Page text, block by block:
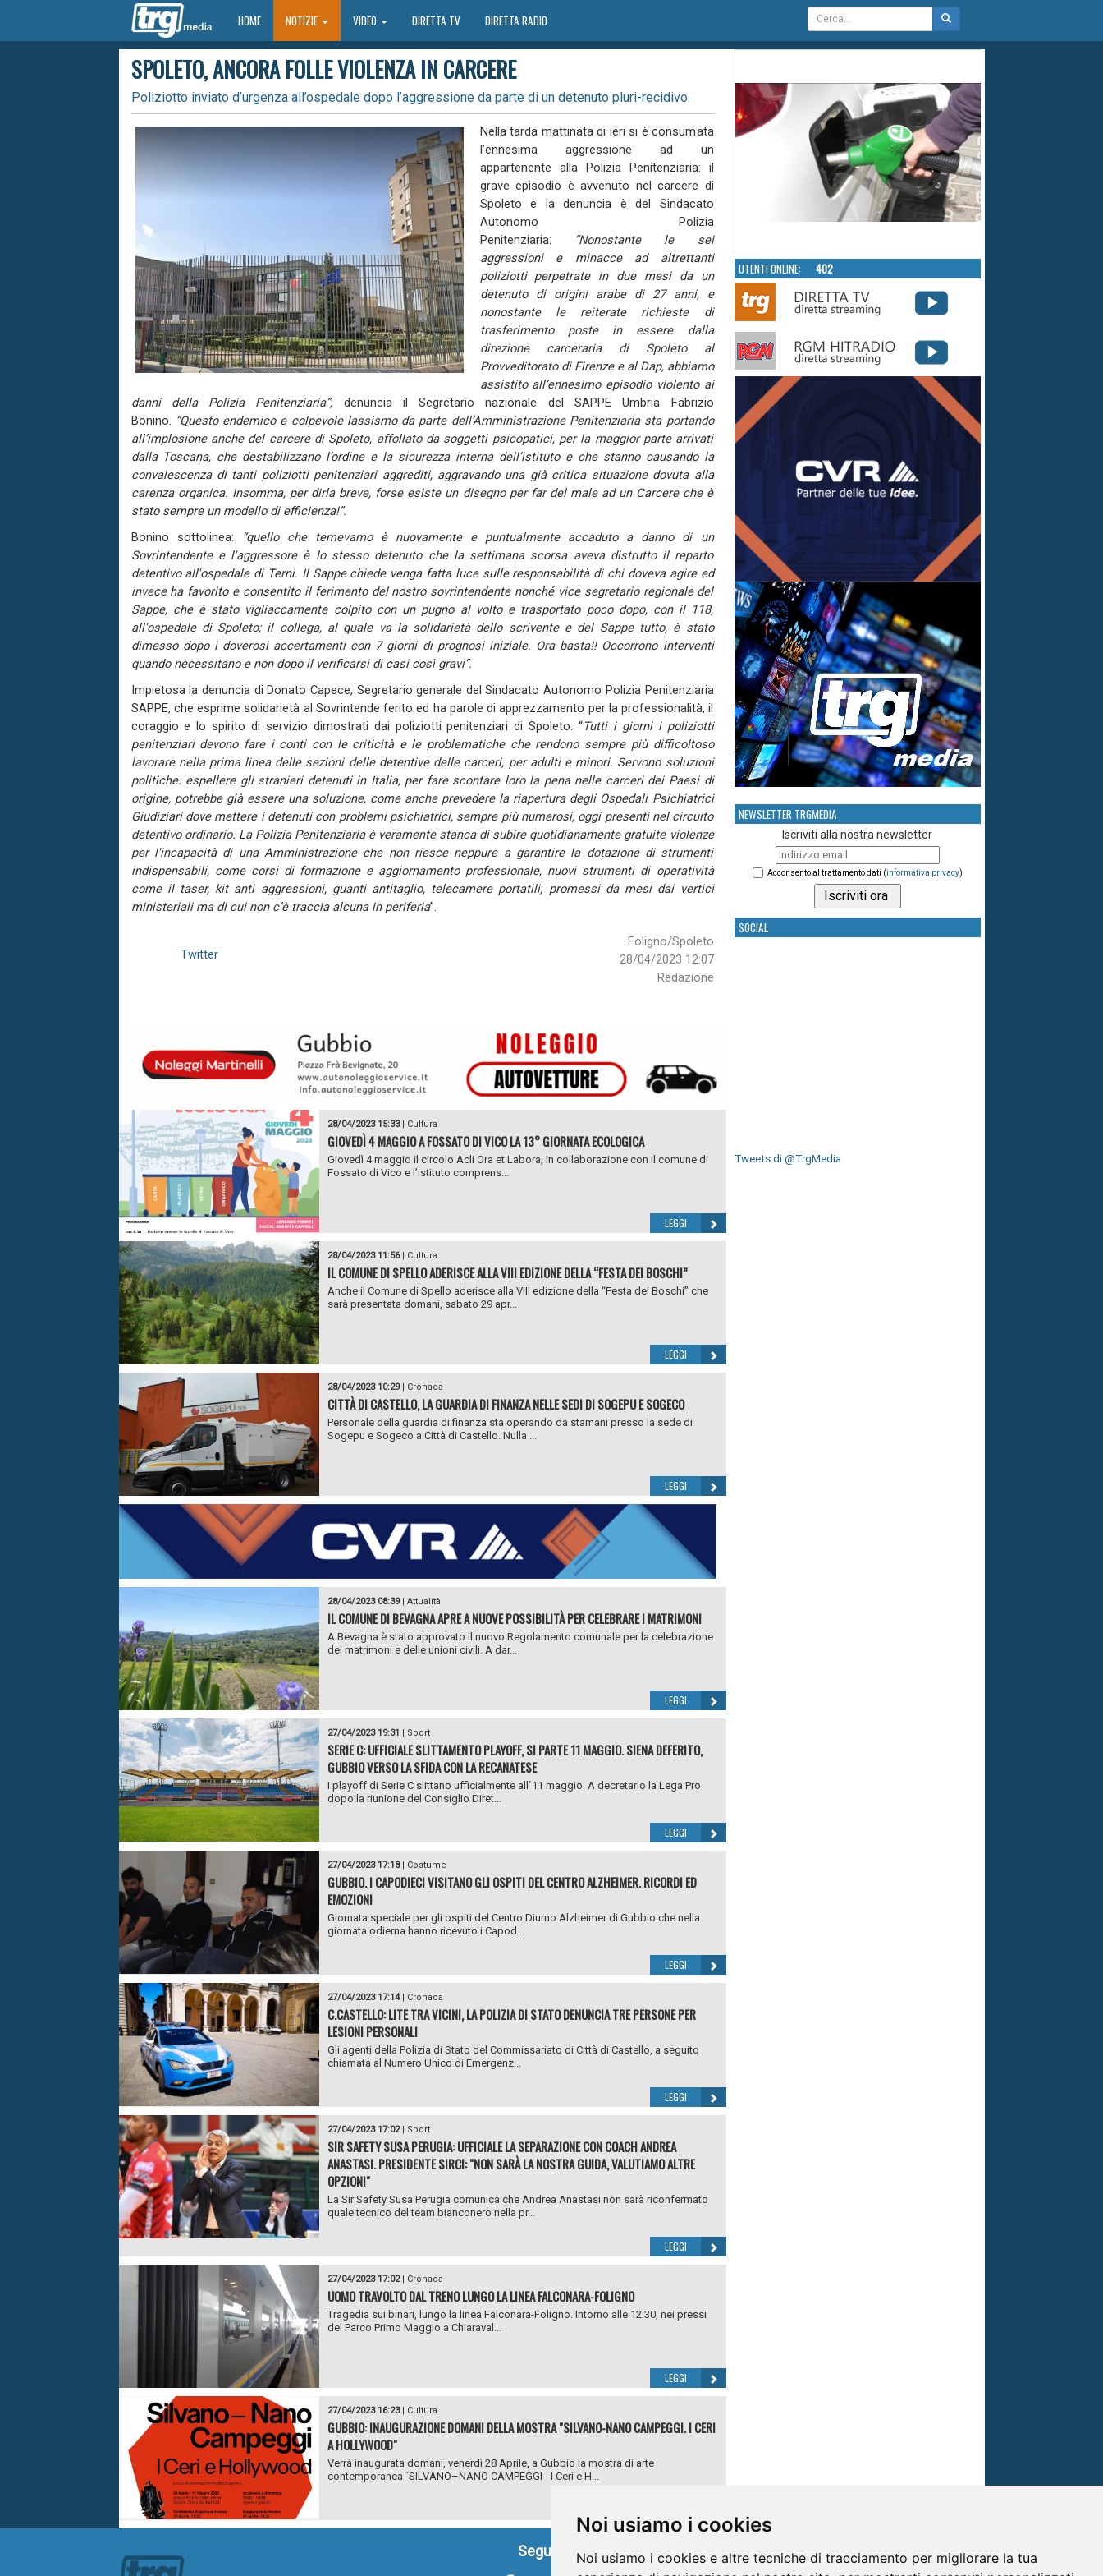
Noi usiamo i cookies
Noi usiamo i cookies e altre tecniche di tracciamento per migliorare la tua
HOMEHOME NOTIZIE VIDEO DIRETTA TV DIRETTA RADIO
SPOLETO, ANCORA FOLLE VIOLENZA IN CARCERE
Poliziotto inviato d’urgenza all’ospedale dopo l’aggressione da parte di un detenuto pluri-recidivo.
Nella tarda mattinata di ieri si è consumata
l’ennesima aggressione ad un
appartenente alla Polizia Penitenziaria: il
grave episodio è avvenuto nel carcere di
Spoleto e la denuncia è del Sindacato
Autonomo Polizia
Penitenziaria:
“Nonostante le sei
aggressioni e minacce ad altrettanti
poliziotti perpetrate in due mesi da un
detenuto di origini arabe di 27 anni, e
nonostante le reiterate richieste di
trasferimento poste in essere dalla
direzione carceraria di Spoleto al
Provveditorato di Firenze e al Dap, abbiamo
assistito all’ennesimo episodio violento ai
danni della Polizia Penitenziaria”, denuncia il Segretario nazionale del SAPPE Umbria Fabrizio
Bonino. “Questo endemico e colpevole lassismo da parte dell’Amministrazione Penitenziaria sta portando
all’implosione anche del carcere di Spoleto, affollato da soggetti psicopatici, per la maggior parte arrivati
dalla Toscana, che destabilizzano l’ordine e la sicurezza interna dell’istituto e che stanno causando la
convalescenza di tanti poliziotti penitenziari aggrediti, aggravando una già critica situazione dovuta alla
carenza organica. Insomma, per dirla breve, forse esiste un disegno per far del male ad un Carcere che è
stato sempre un modello di efficienza!”.
Bonino sottolinea:
“quello che temevamo è nuovamente e puntualmente accaduto a danno di un
Sovrintendente e l'aggressore è lo stesso detenuto che la settimana scorsa aveva distrutto il reparto
detentivo all'ospedale di Terni. Il Sappe chiede venga fatta luce sulle responsabilità di chi doveva agire ed
invece ha favorito e consentito il ferimento del nostro sovrintendente nonché vice segretario regionale del
Sappe, che è stato vigliaccamente colpito con un pugno al volto e trasportato poco dopo, con il 118,
all'ospedale di Spoleto; il collega, al quale va la solidarietà dello scrivente e del Sappe tutto, è stato
dimesso dopo i doverosi accertamenti con 7 giorni di prognosi iniziale. Ora basta!! Occorrono interventi
quando necessitano e non dopo il verificarsi di casi così gravi”.
Impietosa la denuncia di Donato Capece, Segretario generale del Sindacato Autonomo Polizia Penitenziaria
SAPPE, che esprime solidarietà al Sovrintende ferito ed ha parole di apprezzamento per la professionalità, il
coraggio e lo spirito di servizio dimostrati dai poliziotti penitenziari di Spoleto: “Tutti i giorni i poliziotti
penitenziari devono fare i conti con le criticità e le problematiche che rendono sempre più difficoltoso
lavorare nella prima linea delle sezioni delle detentive delle carceri, per adulti e minori. Servono soluzioni
politiche: espellere gli stranieri detenuti in Italia, per fare scontare loro la pena nelle carceri dei Paesi di
origine, potrebbe già essere una soluzione, come anche prevedere la riapertura degli Ospedali Psichiatrici
Giudiziari dove mettere i detenuti con problemi psichiatrici, sempre più numerosi, oggi presenti nel circuito
detentivo ordinario. La Polizia Penitenziaria è veramente stanca di subire quotidianamente gratuite violenze
per l'incapacità di una Amministrazione che non riesce neppure a garantire la dotazione di strumenti
indispensabili, come corsi di formazione e aggiornamento professionale, nuovi strumenti di operatività
come il taser, kit anti aggressioni, guanti antitaglio, telecamere portatili, promessi da mesi dai vertici
ministeriali ma di cui non c’è traccia alcuna in periferia”.
Foligno/Spoleto
28/04/2023 12:07
Redazione
Twitter
28/04/2023 15:33| Cultura
GIOVEDÌ 4 MAGGIO A FOSSATO DI VICO LA 13° GIORNATA ECOLOGICA
Giovedì 4 maggio il circolo Acli Ora et Labora, in collaborazione con il comune di
Fossato di Vico e l’istituto comprens...
LEGGI
28/04/2023 11:56| Cultura
IL COMUNE DI SPELLO ADERISCE ALLA VIII EDIZIONE DELLA “FESTA DEI BOSCHI”
Anche il Comune di Spello aderisce alla VIII edizione della “Festa dei Boschi” che
sarà presentata domani, sabato 29 apr...
LEGGI
28/04/2023 10:29| Cronaca
CITTÀ DI CASTELLO, LA GUARDIA DI FINANZA NELLE SEDI DI SOGEPU E SOGECO
Personale della guardia di finanza sta operando da stamani presso la sede di
Sogepu e Sogeco a Città di Castello. Nulla ...
LEGGI
28/04/2023 08:39| Attualità
IL COMUNE DI BEVAGNA APRE A NUOVE POSSIBILITÀ PER CELEBRARE I MATRIMONI
A Bevagna è stato approvato il nuovo Regolamento comunale per la celebrazione
dei matrimoni e delle unioni civili. A dar...
LEGGI
27/04/2023 19:31 Sport
SERIE C: UFFICIALE SLITTAMENTO PLAYOFF, SI PARTE 11 MAGGIO. SIENA DEFERITO,
GUBBIO VERSO LA SFIDA CON LA RECANATESE
I playoff di Serie C slittano ufficialmente all`11 maggio. A decretarlo la Lega Pro
dopo la riunione del Consiglio Diret...
LEGGI
27/04/2023 17:18| Costume
GUBBIO. I CAPODIECI VISITANO GLI OSPITI DEL CENTRO ALZHEIMER. RICORDI ED
EMOZIONI
Giornata speciale per gli ospiti del Centro Diurno Alzheimer di Gubbio che nella
giornata odierna hanno ricevuto i Capod...
LEGGI
27/04/2023 17:14| Cronaca
C.CASTELLO: LITE TRA VICINI, LA POLIZIA DI STATO DENUNCIA TRE PERSONE PER
LESIONI PERSONALI
Gli agenti della Polizia di Stato del Commissariato di Città di Castello, a seguito
chiamata al Numero Unico di Emergenz...
LEGGI
27/04/2023 17:02| Sport
SIR SAFETY SUSA PERUGIA: UFFICIALE LA SEPARAZIONE CON COACH ANDREA
ANASTASI. PRESIDENTE SIRCI: "NON SARÀ LA NOSTRA GUIDA, VALUTIAMO ALTRE
OPZIONI"
La Sir Safety Susa Perugia comunica che Andrea Anastasi non sarà riconfermato
quale tecnico del team bianconero nella pr...
LEGGI
27/04/2023 17:02| Cronaca
UOMO TRAVOLTO DAL TRENO LUNGO LA LINEA FALCONARA-FOLIGNO
Tragedia sui binari, lungo la linea Falconara-Foligno. Intorno alle 12:30, nei pressi
del Parco Primo Maggio a Chiaraval...
LEGGI
27/04/2023 16:23| Cultura
GUBBIO: INAUGURAZIONE DOMANI DELLA MOSTRA "SILVANO-NANO CAMPEGGI. I CERI
A HOLLYWOOD"
Verrà inaugurata domani, venerdì 28 Aprile, a Gubbio la mostra di arte
contemporanea `SILVANO–NANO CAMPEGGI - I Ceri e H...
UTENTI ONLINE: 402
NEWSLETTER TRGMEDIA
Iscriviti alla nostra newsletter
Acconsento al trattamento dati (informativa privacy)
SOCIAL
Tweets di @TrgMedia
Seguici su